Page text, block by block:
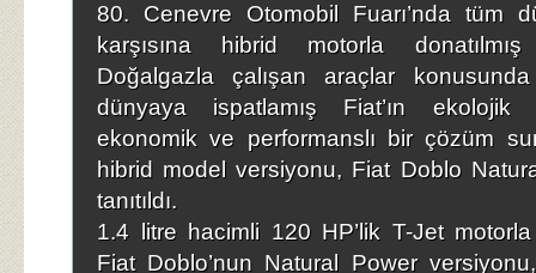
80. Cenevre Otomobil Fuarı’nda tüm
karşısına hibrid motorla
Doğalgazla çalışan araçlar
dünyaya ispatlamış Fiat’ın
ekonomik ve performanslı bir çözüm
hibrid model versiyonu, Fiat Doblo
tanıtıldı.
1.4 litre hacimli 120 HP’lik T-Jet
Fiat Doblo’nun Natural Power